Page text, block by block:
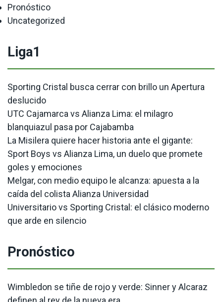
Pronóstico
Uncategorized
Liga1
Sporting Cristal busca cerrar con brillo un Apertura
deslucido
UTC Cajamarca vs Alianza Lima: el milagro
blanquiazul pasa por Cajabamba
La Misilera quiere hacer historia ante el gigante:
Sport Boys vs Alianza Lima, un duelo que promete
goles y emociones
Melgar, con medio equipo le alcanza: apuesta a la
caída del colista Alianza Universidad
Universitario vs Sporting Cristal: el clásico moderno
que arde en silencio
Pronóstico
Wimbledon se tiñe de rojo y verde: Sinner y Alcaraz